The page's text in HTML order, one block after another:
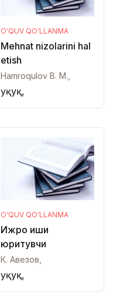
O‘QUV QO‘LLANMA
Mehnat nizolarini hal
etish
Hamroqulov B. M.,
Ҳуқуқ,
O‘QUV QO‘LLANMA
Ижро иши
юритувчи
К. Авезов,
Ҳуқуқ,